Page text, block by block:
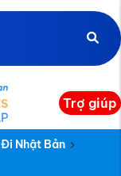
Trợ giúp
Đi Nhật Bản